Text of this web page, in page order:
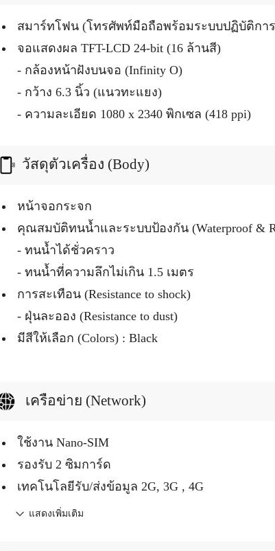
สมาร์ทโฟน (โทรศัพท์มือถือพร้อมระบบปฏิบัติกา
จอแสดงผล TFT-LCD 24-bit (16 ล้านสี)
- กล้องหน้าฝังบนจอ (Infinity O)
- กว้าง 6.3 นิ้ว (แนวทะแยง)
- ความละเอียด 1080 x 2340 พิกเซล (418 ppi)
วัสดุตัวเครื่อง (Body)
หน้าจอกระจก
คุณสมบัติทนน้ำและระบบป้องกัน (Waterproof &
- ทนน้ำได้ชั่วคราว
- ทนน้ำที่ความลึกไม่เกิน 1.5 เมตร
การสะเทือน (Resistance to shock)
- ฝุ่นละออง (Resistance to dust)
มีสีให้เลือก (Colors) : Black
เครือข่าย (Network)
ใช้งาน Nano-SIM
รองรับ 2 ซิมการ์ด
เทคโนโลยีรับ/ส่งข้อมูล 2G, 3G , 4G
แสดงเพิ่มเติม